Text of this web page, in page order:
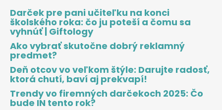
Darček pre pani učiteľku na konci
školského roka: čo ju poteší a čomu sa
vyhnúť | Giftology
Ako vybrať skutočne dobrý reklamný
predmet?
Deň otcov vo veľkom štýle: Darujte radosť,
ktorá chutí, baví aj prekvapí!
Trendy vo firemných darčekoch 2025: Čo
bude IN tento rok?